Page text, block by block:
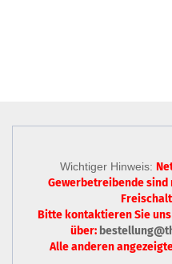
Wichtiger Hinweis:
Gewerbetreibende sind
Bitte kontaktieren Sie
über:
Alle anderen